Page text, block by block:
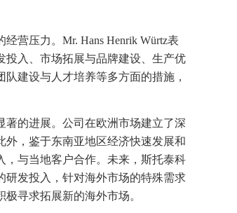
营压力。Mr. Hans Henrik Würtz表
投入、市场拓展与品牌建设、生产优
建设与人才培养等多方面的措施，
的进展。公司在欧洲市场建立了深
外，鉴于东南亚地区经济快速发展和
，与当地客户合作。未来，斯托泰科
研发投入，针对海外市场的特殊需求
寻求拓展新的海外市场。